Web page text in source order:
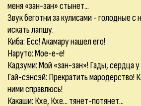
меня «зан-зан» стынет...
Звук беготни за кулисами - голодные с
искать лапшу.
Киба: Есс! Акамару нашел его!
Наруто: Мое-е-е!
Кадзуми: Мой «зан-зан»! Гады, сердца у
Гай-сэнсэй: Прекратить мародерство!
ними справлюсь!
Какаши: Кхе, Кхе... тянет-потянет...